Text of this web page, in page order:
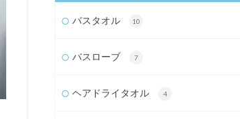
バスタオル 10
バスローブ 7
ヘアドライタオル 4